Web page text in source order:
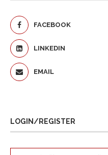
FACEBOOK
LINKEDIN
EMAIL
LOGIN/REGISTER